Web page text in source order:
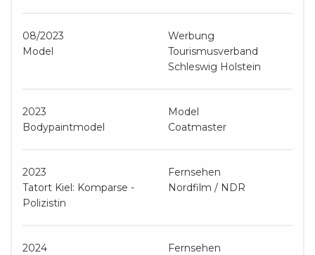
08/2023
Werbung
Model
Tourismusverband
Schleswig Holstein
2023
Model
Bodypaintmodel
Coatmaster
2023
Fernsehen
Tatort Kiel: Komparse -
Polizistin
Nordfilm / NDR
2024
Fernsehen